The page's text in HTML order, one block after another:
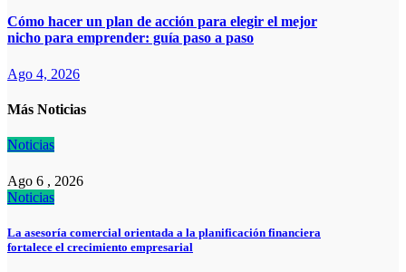
Cómo hacer un plan de acción para elegir el mejor
nicho para emprender: guía paso a paso
Ago 4, 2026
Más Noticias
Noticias
Ago 6 , 2026
Noticias
La asesoría comercial orientada a la planificación financiera
fortalece el crecimiento empresarial